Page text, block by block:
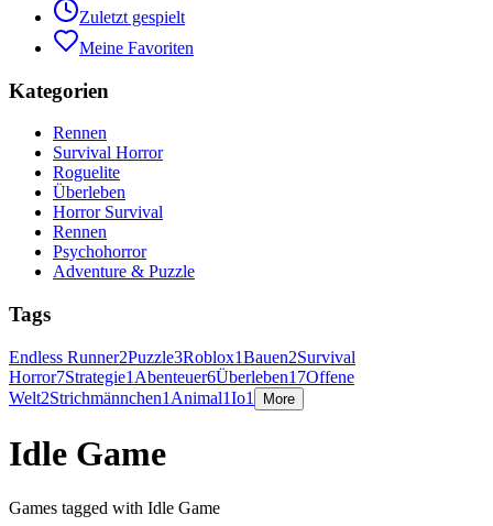
Zuletzt gespielt
Meine Favoriten
Kategorien
Rennen
Survival Horror
Roguelite
Überleben
Horror Survival
Rennen
Psychohorror
Adventure & Puzzle
Tags
Endless Runner2Puzzle3Roblox1Bauen2Survival
Horror7Strategie1 Abenteuer6Überleben17Offene
Welt2Strichmännchen1 Animal1Io1 More
Idle Game
Games tagged with Idle Game